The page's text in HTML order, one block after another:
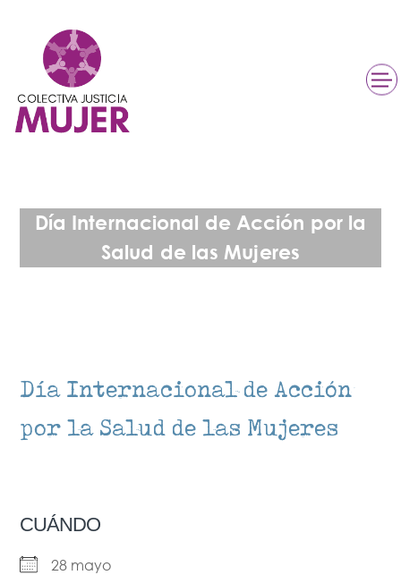
Día Internacional de Acción por la
Salud de las Mujeres
Día Internacional de Acción
por la Salud de las Mujeres
CUÁNDO
28 mayo